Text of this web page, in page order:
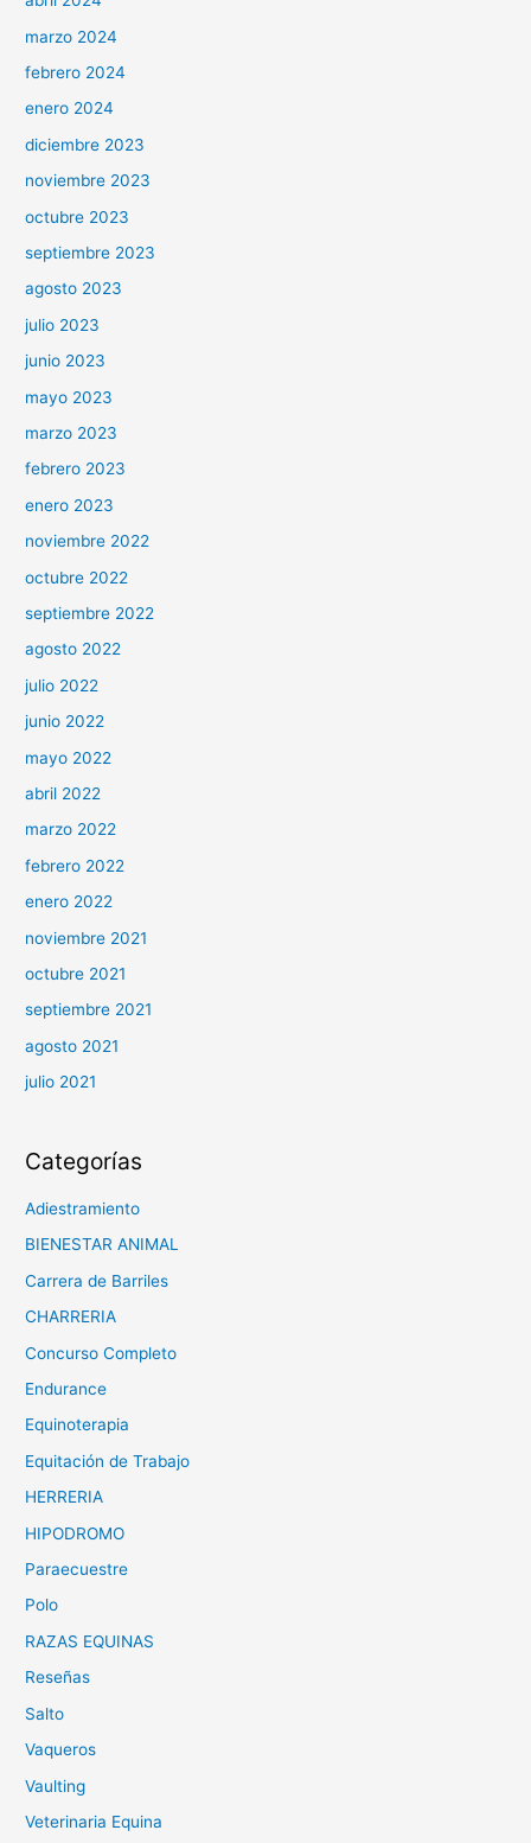
marzo 2024
febrero 2024
enero 2024
diciembre 2023
noviembre 2023
octubre 2023
septiembre 2023
agosto 2023
julio 2023
junio 2023
mayo 2023
marzo 2023
febrero 2023
enero 2023
noviembre 2022
octubre 2022
septiembre 2022
agosto 2022
julio 2022
junio 2022
mayo 2022
abril 2022
marzo 2022
febrero 2022
enero 2022
noviembre 2021
octubre 2021
septiembre 2021
agosto 2021
julio 2021
Categorías
Adiestramiento
BIENESTAR ANIMAL
Carrera de Barriles
CHARRERIA
Concurso Completo
Endurance
Equinoterapia
Equitación de Trabajo
HERRERIA
HIPODROMO
Paraecuestre
Polo
RAZAS EQUINAS
Reseñas
Salto
Vaqueros
Vaulting
Veterinaria Equina